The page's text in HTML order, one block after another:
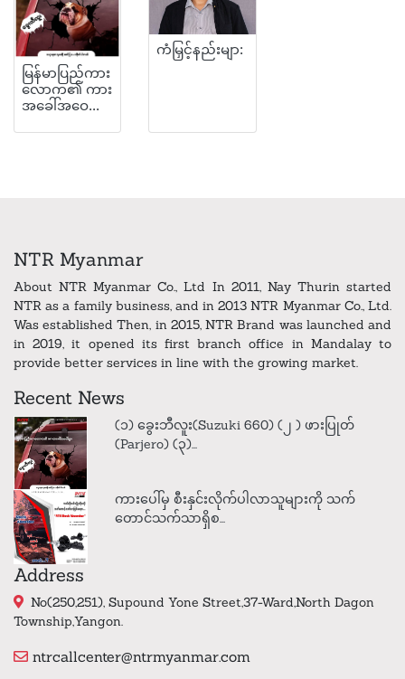
မြန်မာပြည်ကား
လောက၏ ကား
အခေါ်အဝေ...
ကံမြှင့်နည်းမျာ:
NTR Myanmar
About NTR Myanmar Co., Ltd In 2011, Nay Thurin started
NTR as a family business, and in 2013 NTR Myanmar Co., Ltd.
Was established Then, in 2015, NTR Brand was launched and
in 2019, it opened its first branch office in Mandalay to
provide better services in line with the growing market.
Recent News
(၁) ခွေးဘီလူး(Suzuki 660) (၂ ) ဖားပြုတ်
(Parjero) (၃)...
ကားပေါ်မှ စီးနှင်းလိုက်ပါလာသူများကို သက်
တောင်သက်သာရှိစ...
Address
No(250,251), Supound Yone Street,37-Ward,North Dagon
Township,Yangon.
ntrcallcenter@ntrmyanmar.com